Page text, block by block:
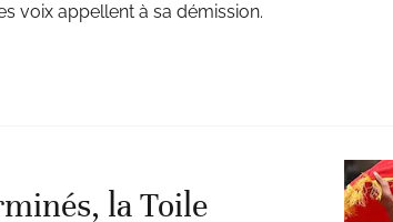
voix appellent à sa démission.
la Toile